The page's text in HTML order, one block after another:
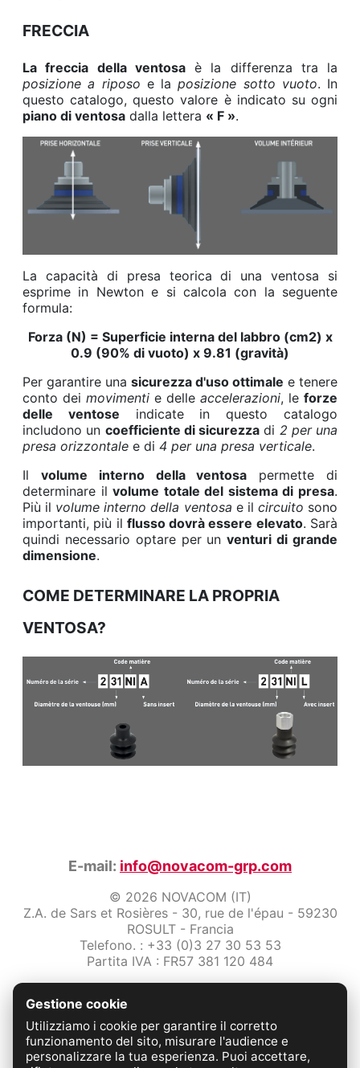
FRECCIA
La freccia della ventosaè la differenza tra la
posizione a riposo e laposizione sotto vuoto. In
questo catalogo, questo valore è indicato su ogni
piano di ventosa dalla lettera « F ».
La capacità di presa teorica di una ventosa si
esprime in Newton e si calcola con la seguente
formula:
Forza (N) = Superficie interna del labbro (cm2) x
0.9 (90% di vuoto) x 9.81 (gravità)
Per garantire una sicurezza d'uso ottimale e tenere
conto dei movimenti e delle accelerazioni, le forze
delle ventose indicate in questo catalogo
includono un coefficiente di sicurezza di 2 per una
presa orizzontale e di 4 per una presa verticale.
Il volume interno della ventosa permette di
determinare ilvolume totale del sistema di presa.
Più il volume interno della ventosa e il circuito sono
importanti, più il flusso dovrà essere elevato. Sarà
quindi necessario optare per unventuri di grande
dimensione.
COME DETERMINARE LA PROPRIA
VENTOSA?
E-mail: info@novacom-grp.com
© 2026 NOVACOM (IT)
Z.A. de Sars et Rosières - 30, rue de l'épau - 59230
ROSULT - Francia
Telefono. : +33 (0)3 27 30 53 53
Partita IVA : FR57 381 120 484
Protezione dei dati
Condizioni Generali di Vendita
Contattaci
Gestione cookie
Utilizziamo i cookie per garantire il corretto
funzionamento del sito, misurare l'audience e
personalizzare la tua esperienza. Puoi accettare,